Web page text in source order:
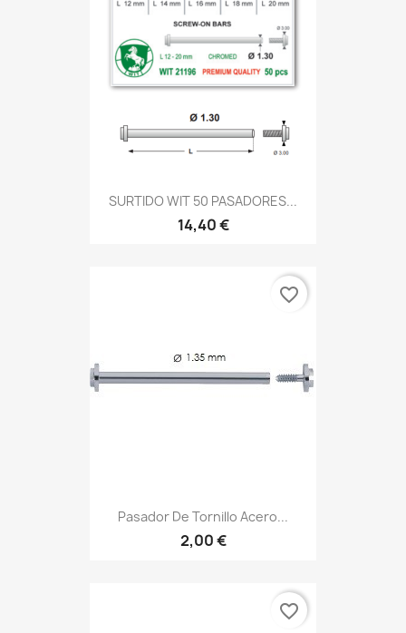
SURTIDO WIT 50 PASADORES...
14,40 €
Pasador De Tornillo Acero...
2,00 €
favorite_border
favorite_border